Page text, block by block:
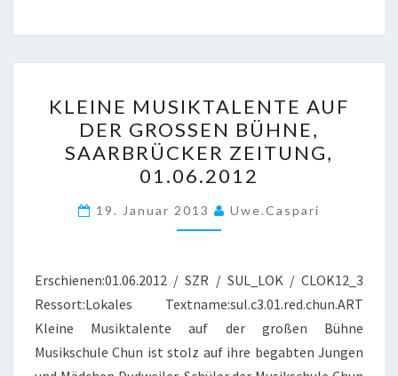
MUSIKTALENTE
AUF
DER
GROSSEN B
ÜHNE, S
AARBRÜCKER Z
1.06.2012
KLEINE MUSIKTALENTE AUF
DER GROSSEN BÜHNE, S
AARBRÜCKER ZEITUNG, 0
1.06.2012
19. Januar 2013 Uwe.caspari
Erschienen:01.06.2012 / SZR / SUL_LOK / CLOK12_3
Ressort:Lokales Textname:sul.c3.01.red.chun.ART
Kleine Musiktalente auf der großen Bühne
Musikschule Chun ist stolz auf ihre begabten Jungen